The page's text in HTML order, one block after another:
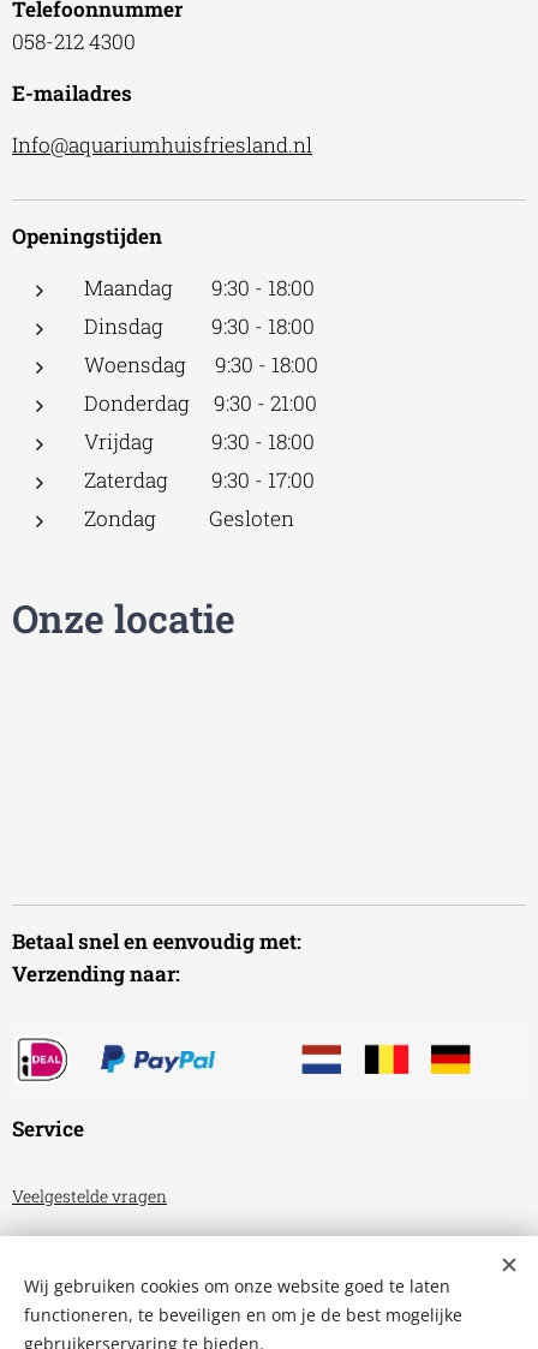
Telefoonnummer
058-212 4300
E-mailadres
Info@aquariumhuisfriesland.nl
Openingstijden
Maandag 9:30 - 18:00
Dinsdag 9:30 - 18:00
Woensdag 9:30 - 18:00
Donderdag 9:30 - 21:00
Vrijdag 9:30 - 18:00
Zaterdag 9:30 - 17:00
Zondag Gesloten
Onze locatie
Betaal snel en eenvoudig met:
Verzending naar:
Service
Veelgestelde vragen
Privacyverklaring
Wij gebruiken cookies om onze website goed te laten
functioneren, te beveiligen en om je de best mogelijke
gebruikerservaring te bieden.